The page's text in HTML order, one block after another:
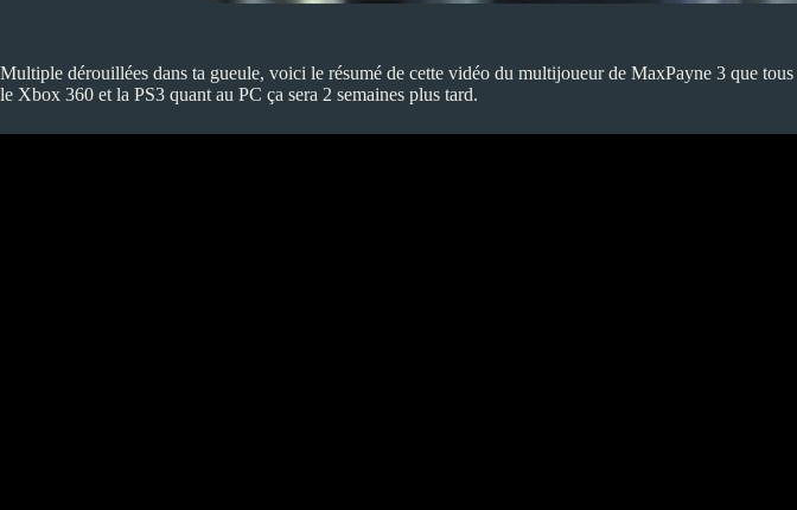
Multiple dérouillées dans ta gueule, voici le résumé de cette vidéo du multijoueur de MaxPayne 3 que
le Xbox 360 et la PS3 quant au PC ça sera 2 semaines plus tard.